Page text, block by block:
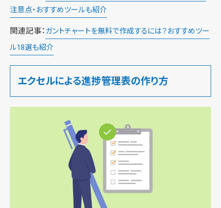
注意点・おすすめツールも紹介
関連記事： ガントチャートを無料で作成するには？おすすめツー
ル18選も紹介
エクセルによる進捗管理表の作り方